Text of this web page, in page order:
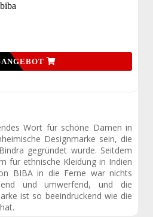
Wort für schöne Damen in
Designmarke sein, die
gegründet wurde. Seitdem
für ethnische Kleidung in Indien
BIBA in die Ferne war nichts
und umwerfend, und die
ist so beeindruckend wie die